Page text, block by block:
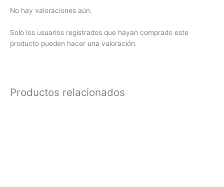
No hay valoraciones aún.
Solo los usuarios registrados que hayan comprado este
producto pueden hacer una valoración.
Productos relacionados